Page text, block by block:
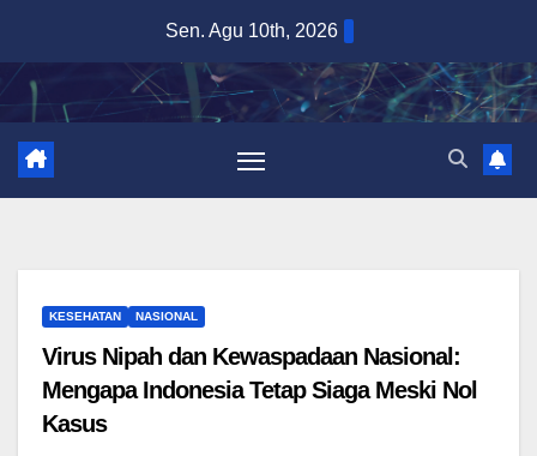
content
Sen. Agu 10th, 2026
KESEHATAN NASIONAL
Virus Nipah dan Kewaspadaan Nasional:
Mengapa Indonesia Tetap Siaga Meski Nol
Kasus